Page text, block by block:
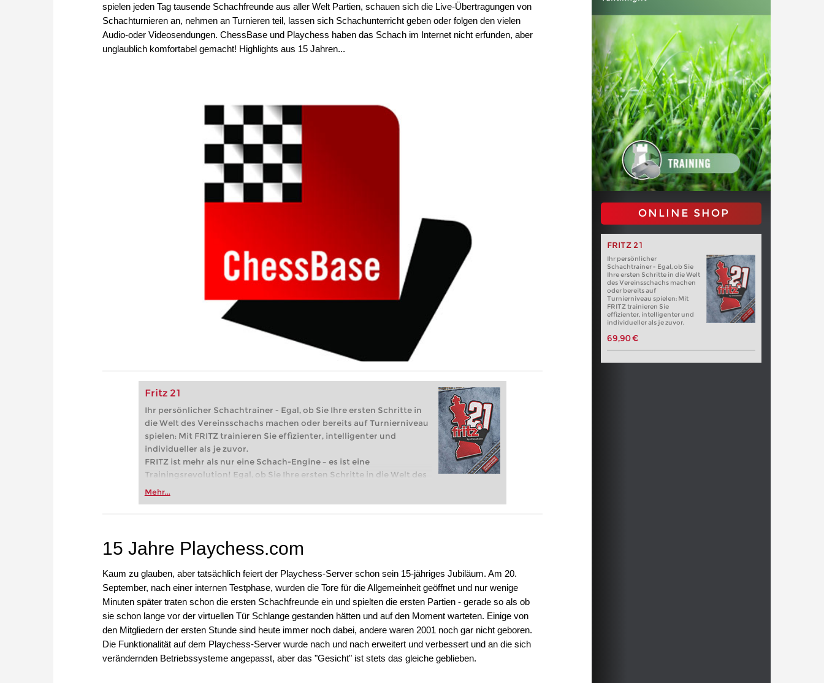
spielen jeden Tag tausende Schachfreunde aus aller Welt Partien, schauen sich die Live-Übertragungen von
Schachturnieren an, nehmen an Turnieren teil, lassen sich Schachunterricht geben oder folgen den vielen
Audio-oder Videosendungen. ChessBase und Playchess haben das Schach im Internet nicht erfunden, aber
unglaublich komfortabel gemacht! Highlights aus 15 Jahren...
Fritz 21
Ihr persönlicher Schachtrainer - Egal, ob Sie Ihre ersten Schritte in
die Welt des Vereinsschachs machen oder bereits auf Turnierniveau
spielen: Mit FRITZ trainieren Sie effizienter, intelligenter und
individueller als je zuvor.
FRITZ ist mehr als nur eine Schach-Engine – es ist eine
Trainingsrevolution! Egal, ob Sie Ihre ersten Schritte in die Welt des
Vereinsschachs machen oder bereits auf Turnierniveau spielen: Mit
zuvor.
Mehr...
ONLINE SHOP
FRITZ 21
Ihr persönlicher
Schachtrainer - Egal, ob Sie
Ihre ersten Schritte in die Welt
des Vereinsschachs machen
oder bereits auf
Turnierniveau spielen: Mit
FRITZ trainieren Sie
effizienter, intelligenter und
individueller als je zuvor.
69,90 €
15 Jahre Playchess.com
Kaum zu glauben, aber tatsächlich feiert der Playchess-Server schon sein 15-jähriges Jubiläum. Am 20.
September, nach einer internen Testphase, wurden die Tore für die Allgemeinheit geöffnet und nur wenige
Minuten später traten schon die ersten Schachfreunde ein und spielten die ersten Partien - gerade so als ob
sie schon lange vor der virtuellen Tür Schlange gestanden hätten und auf den Moment warteten. Einige von
den Mitgliedern der ersten Stunde sind heute immer noch dabei, andere waren 2001 noch gar nicht geboren.
Die Funktionalität auf dem Playchess-Server wurde nach und nach erweitert und verbessert und an die sich
verändernden Betriebssysteme angepasst, aber das "Gesicht" ist stets das gleiche geblieben.